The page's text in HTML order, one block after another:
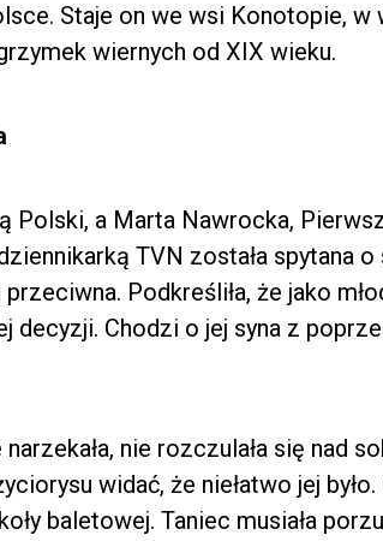
Staje on we wsi Konotopie,
wiernych od XIX wieku.
Polski, a Marta Nawrocka,
TVN została spytana
Podkreśliła, że jako
decyzji. Chodzi o jej syna z
nie rozczulała się nad
widać, że niełatwo jej
baletowej. Taniec musiała